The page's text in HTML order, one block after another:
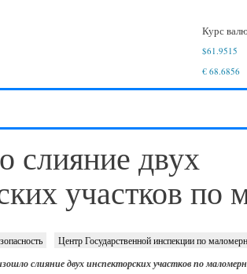
Курс
$61.9515
€ 68.6856
слияние двух
участков
Центр Государственной инспекции по
слияние двух инспекторских участков по